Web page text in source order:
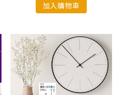
加入購物車